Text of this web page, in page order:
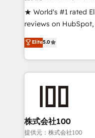
★ World's #1 rated
reviews on
Certified Experts &
1,500+
First, RevOps-led,
Company of the Year 2024/25
and build AI-
from week one, in your time
Onboarding: Live in
Elite5.0
株式会社100
提供元：株式会社100